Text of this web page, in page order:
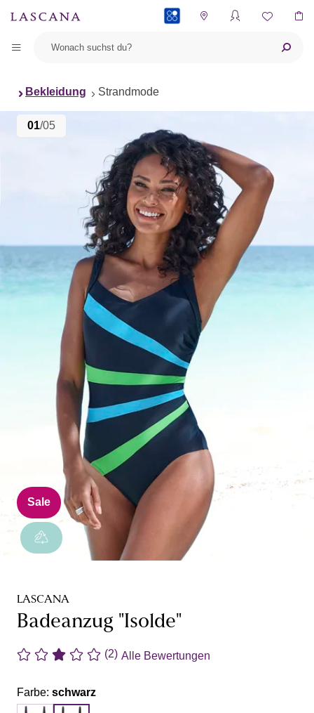
Bekleidung Strandmode
01/05
Sale
LASCANA
Badeanzug "Isolde"
(2) Alle Bewertungen
Farbe: schwarz